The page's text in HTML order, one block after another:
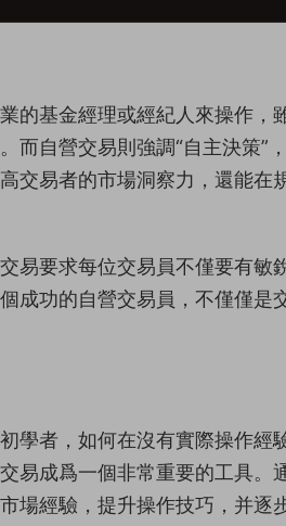
的基金經理或經紀人來操作，
而自營交易則強調“自主決策”
交易者的市場洞察力，還能在
易要求每位交易員不僅要有敏
成功的自營交易員，不僅僅是
學者，如何在沒有實際操作經
易成爲一個非常重要的工具。
場經驗，提升操作技巧，并逐